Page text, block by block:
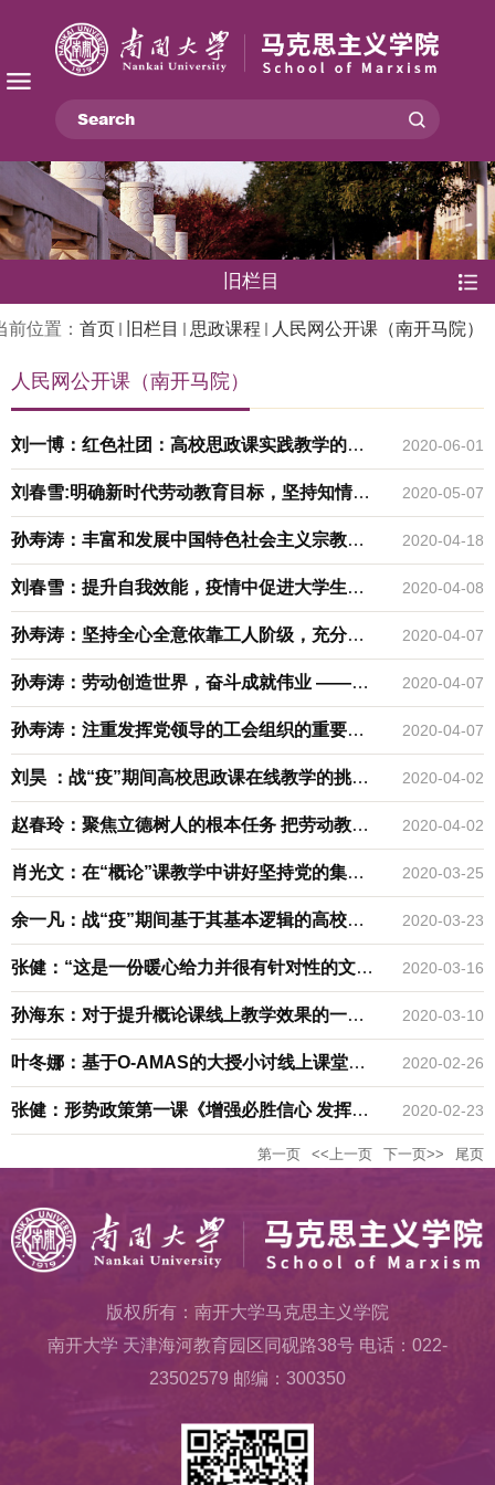
旧栏目
前位置： 首页 旧栏目 思政课程 人民网公开课（南开马院）
人民网公开课（南开马院）
刘一博：红色社团：高校思政课实践教学的一
个有效载体
2020-06-01
刘春雪:明确新时代劳动教育目标，坚持知情意
行辩证统一
2020-05-07
孙寿涛：丰富和发展中国特色社会主义宗教理
论，更好指导我国宗教工作实践 ——习近平总
书记关于宗教问题的论述研究
2020-04-18
刘春雪：提升自我效能，疫情中促进大学生健
康成长
2020-04-08
孙寿涛：坚持全心全意依靠工人阶级，充分发
挥工人阶级主力军作用 ——习近平总书记关于
工人阶级的重要论述研究
2020-04-07
孙寿涛：劳动创造世界，奋斗成就伟业 ——习
近平总书记关于劳动的重要论述研究
2020-04-07
孙寿涛：注重发挥党领导的工会组织的重要作
用 ——习近平关于工会的重要论述研究
2020-04-07
刘昊 ：战“疫”期间高校思政课在线教学的挑战
与应对 ——基于“概论”课教学的思考
2020-04-02
赵春玲：聚焦立德树人的根本任务 把劳动教育
融入思政教育 ——以“马克思主义基本原理概
论”课为例
2020-04-02
肖光文：在“概论”课教学中讲好坚持党的集中
统一领导 ——以党领导新冠肺炎疫情防控斗争
为案例
2020-03-25
余一凡：战“疫”期间基于其基本逻辑的高校思
政课教学浅议
2020-03-23
张健：“这是一份暖心给力并很有针对性的文
件” ——南开马院“纲要”教研室认真学习 《新
时代高等学校思想政治理论课教师队伍建设规
定》
2020-03-16
孙海东：对于提升概论课线上教学效果的一些
思考
2020-03-10
叶冬娜：基于O-AMAS的大授小讨线上课堂教
学 ——以《马克思主义基本原理概论》课智慧
2020-02-26
张健：形势政策第一课《增强必胜信心 发挥制
度优势 坚决打赢防控疫情阻击战》
2020-02-23
第一页 <<上一页 下一页>> 尾页
版权所有：南开大学马克思主义学院
南开大学 天津海河教育园区同砚路38号 电话：022-
23502579 邮编：300350